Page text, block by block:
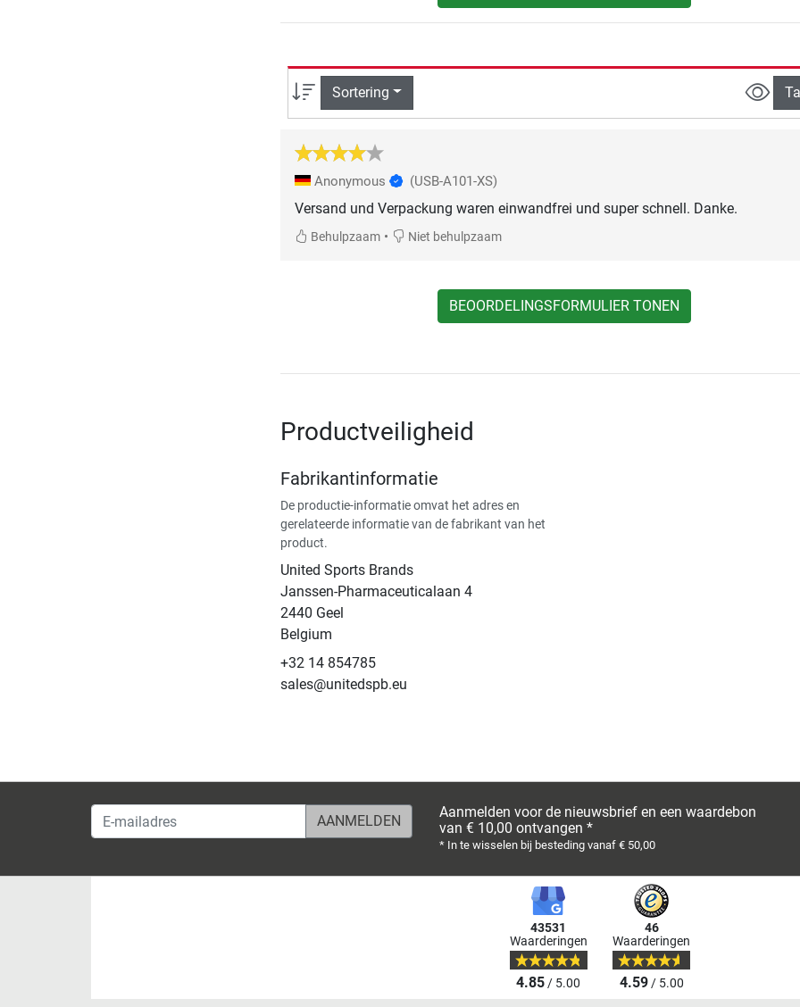
Sortering
Anonymous (USB-A101-XS)
Versand und Verpackung waren einwandfrei und super schnell. Danke.
Behulpzaam• Niet behulpzaam
BEOORDELINGSFORMULIER TONEN
Productveiligheid
Fabrikantinformatie
De productie-informatie omvat het adres en
gerelateerde informatie van de fabrikant van het
product.
United Sports Brands
Janssen-Pharmaceuticalaan 4
2440 Geel
Belgium
+32 14 854785
sales@unitedspb.eu
E-mailadres
Aanmelden voor de nieuwsbrief en een waardebon
van € 10,00 ontvangen *
* In te wisselen bij besteding vanaf € 50,00
43531
Waarderingen
4.85/ 5.00
46
Waarderingen
4.59/ 5.00